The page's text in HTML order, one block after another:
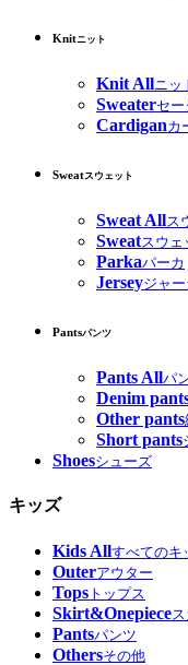
Knitニット
Knit Allニッ
Sweaterセー
Cardiganカ
Sweatスウェット
Sweat Allス
Sweatスウェ
Parkaパーカ
Jerseyジャー
Pantsパンツ
Pants Allパ
Denim
Other pants
Short pants
Shoesシューズ
キッズ
Kids Allすべてのキ
Outerアウター
Tops トップス
Skirt&Onepiece
Pantsパンツ
Othersその他